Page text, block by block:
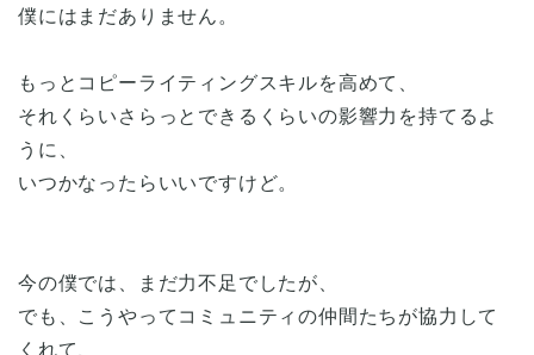
僕にはまだありません。
もっとコピーライティングスキルを高めて、
それくらいさらっとできるくらいの影響力を持てるよ
うに、
いつかなったらいいですけど。
今の僕では、まだ力不足でしたが、
でも、こうやってコミュニティの仲間たちが協力して
くれて、